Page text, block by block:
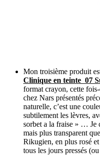
Mon troisième produit
Clinique en teinte 07
format crayon, cette
chez Nars présentés
naturelle, c’est une
subtilement les lèvres,
sorbet a la fraise » … Je
mais plus transparent
Rikugien, en plus rosé
tous les jours pressés